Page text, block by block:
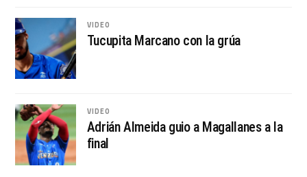
VIDEO
Tucupita Marcano con la grúa
VIDEO
Adrián Almeida guio a Magallanes a la
final